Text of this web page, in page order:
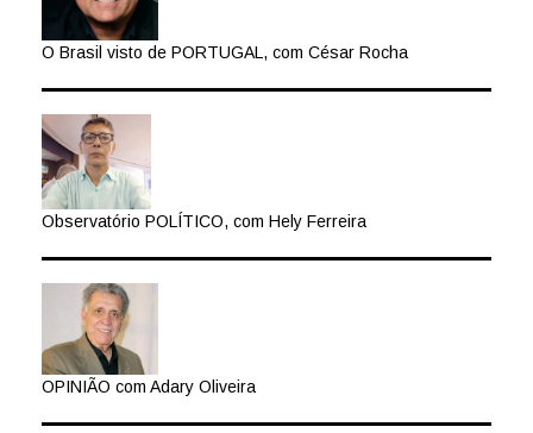
O Brasil visto de PORTUGAL, com César Rocha
Observatório POLÍTICO, com Hely Ferreira
OPINIÃO com Adary Oliveira